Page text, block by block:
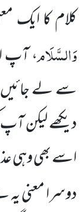
کلام کا ایک
وَالسَّلَام، آپ
سے لے جائیں
دیکھے لیکن آپ
اسے بھی وہی
دوسرا معنی